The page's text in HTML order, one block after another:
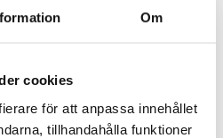
Om
cookies
för att anpassa innehållet
tillhandahålla funktioner